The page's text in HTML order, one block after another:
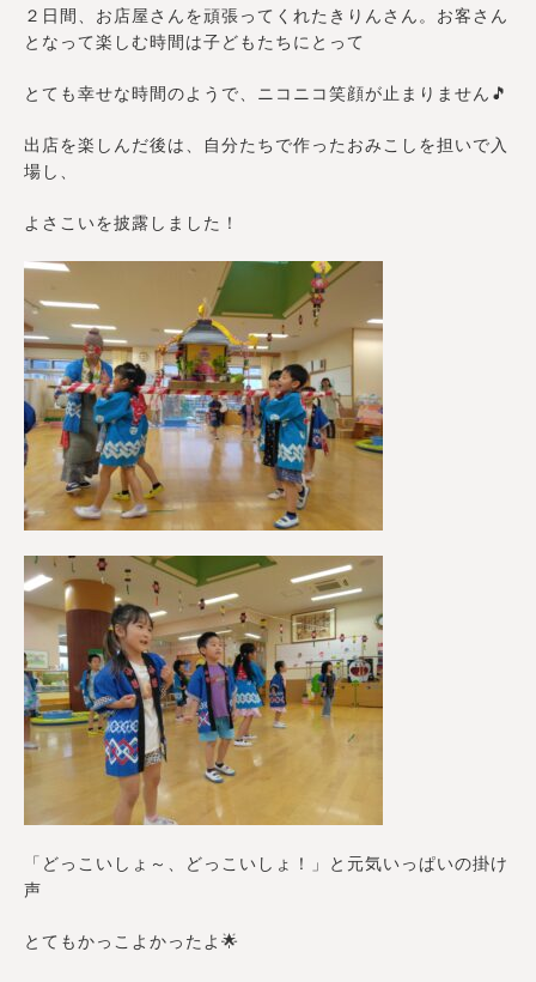
２日間、お店屋さんを頑張ってくれたきりんさん。お客さん
となって楽しむ時間は子どもたちにとって
とても幸せな時間のようで、ニコニコ笑顔が止まりません🎵
出店を楽しんだ後は、自分たちで作ったおみこしを担いで入
場し、
よさこいを披露しました！
「どっこいしょ～、どっこいしょ！」と元気いっぱいの掛け
声
とてもかっこよかったよ🌟